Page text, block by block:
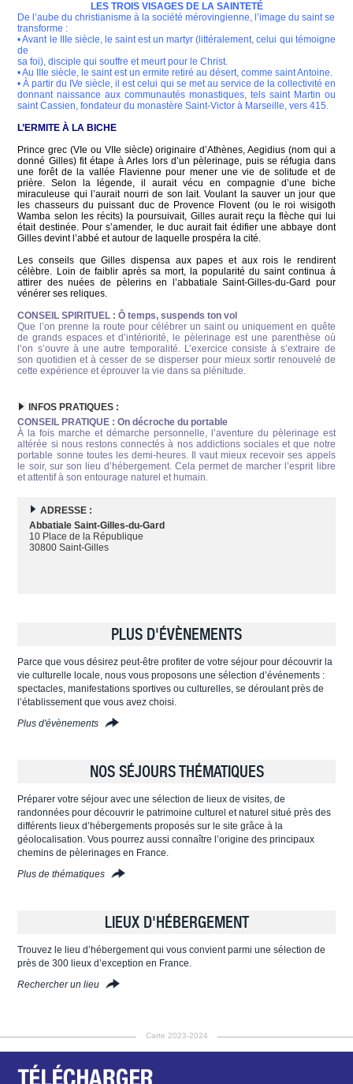
LES TROIS VISAGES DE LA SAINTETÉ
De l’aube du christianisme à la société mérovingienne, l’image du saint se
transforme :
• Avant le IIIe siècle, le saint est un martyr (littéralement, celui qui témoigne
de
sa foi), disciple qui souffre et meurt pour le Christ.
• Au IIIe siècle, le saint est un ermite retiré au désert, comme saint Antoine.
• À partir du IVe siècle, il est celui qui se met au service de la collectivité en
donnant naissance aux communautés monastiques, tels saint Martin ou
saint Cassien, fondateur du monastère Saint-Victor à Marseille, vers 415.
L’ERMITE À LA BICHE
Prince grec (VIe ou VIIe siècle) originaire d’Athènes, Aegidius (nom qui a
donné Gilles) fit étape à Arles lors d’un pèlerinage, puis se réfugia dans
une forêt de la vallée Flavienne pour mener une vie de solitude et de
prière. Selon la légende, il aurait vécu en compagnie d’une biche
miraculeuse qui l’aurait nourri de son lait. Voulant la sauver un jour que
les chasseurs du puissant duc de Provence Flovent (ou le roi wisigoth
Wamba selon les récits) la poursuivait, Gilles aurait reçu la flèche qui lui
était destinée. Pour s’amender, le duc aurait fait édifier une abbaye dont
Gilles devint l’abbé et autour de laquelle prospéra la cité.
Les conseils que Gilles dispensa aux papes et aux rois le rendirent
célèbre. Loin de faiblir après sa mort, la popularité du saint continua à
attirer des nuées de pèlerins en l’abbatiale Saint-Gilles-du-Gard pour
vénérer ses reliques.
CONSEIL SPIRITUEL : Ô temps, suspends ton vol
Que l’on prenne la route pour célébrer un saint ou uniquement en quête
de grands espaces et d’intériorité, le pèlerinage est une parenthèse où
l’on s’ouvre à une autre temporalité. L’exercice consiste à s’extraire de
son quotidien et à cesser de se disperser pour mieux sortir renouvelé de
cette expérience et éprouver la vie dans sa plénitude.
INFOS PRATIQUES :
CONSEIL PRATIQUE : On décroche du portable
À la fois marche et démarche personnelle, l’aventure du pèlerinage est
altérée si nous restons connectés à nos addictions sociales et que notre
portable sonne toutes les demi-heures. Il vaut mieux recevoir ses appels
le soir, sur son lieu d’hébergement. Cela permet de marcher l’esprit libre
et attentif à son entourage naturel et humain.
ADRESSE :
Abbatiale Saint-Gilles-du-Gard
10 Place de la République
30800 Saint-Gilles
PLUS D'ÉVÈNEMENTS
Parce que vous désirez peut-être profiter de votre séjour pour découvrir la
vie culturelle locale, nous vous proposons une sélection d’événements :
spectacles, manifestations sportives ou culturelles, se déroulant près de
l’établissement que vous avez choisi.
Plus d'évènements
NOS SÉJOURS THÉMATIQUES
Préparer votre séjour avec une sélection de lieux de visites, de
randonnées pour découvrir le patrimoine culturel et naturel situé près des
différents lieux d’hébergements proposés sur le site grâce à la
géolocalisation. Vous pourrez aussi connaître l’origine des principaux
chemins de pèlerinages en France.
Plus de thématiques
LIEUX D'HÉBERGEMENT
Trouvez le lieu d’hébergement qui vous convient parmi une sélection de
près de 300 lieux d’exception en France.
Rechercher un lieu
Carte 2023-2024